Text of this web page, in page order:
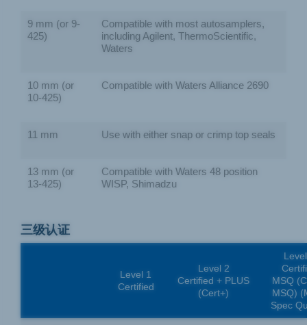
9 mm (or 9-
425)
Compatible with most autosamplers,
including Agilent, ThermoScientific,
Waters
10 mm (or
10-425)
Compatible with Waters Alliance 2690
11 mm Use with either snap or crimp top seals
13 mm (or
13-425)
Compatible with Waters 48 position
WISP, Shimadzu
三级认证
Level 1
Certified
Level 2
Certified + PLUS
(Cert+)
MSQ
MSQ)
Spec